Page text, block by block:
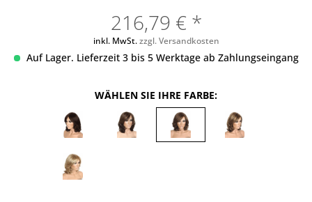
216,79 € *
inkl. MwSt.zzgl. Versandkosten
Auf Lager. Lieferzeit 3 bis 5 Werktage ab Zahlungseingang
WÄHLEN SIE IHRE FARBE: